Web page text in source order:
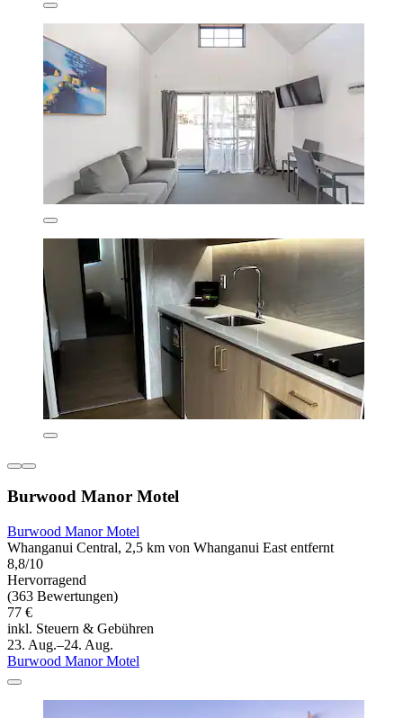
Burwood Manor Motel
Burwood Manor Motel
Whanganui Central, 2,5 km von Whanganui East entfernt
8,8/10
Hervorragend
(363 Bewertungen)
77 €
inkl. Steuern & Gebühren
23. Aug.–24. Aug.
Burwood Manor Motel